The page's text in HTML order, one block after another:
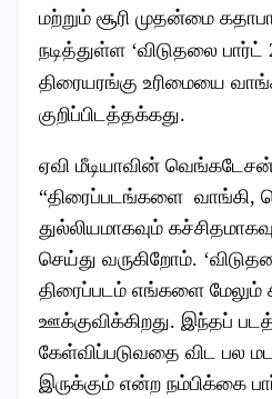
மற்றும் சூரி முதன்மை
நடித்துள்ள ‘விடுதலை
திரையரங்கு உரிமையை
குறிப்பிடத்தக்கது.
ஏவி மீடியாவின் வெங்கடேசன்
“திரைப்படங்களை வாங்கி,
துல்லியமாகவும்
செய்து வருகிறோம்.
திரைப்படம் எங்களை மேலும்
ஊக்குவிக்கிறது. இந்தப்
கேள்விப்படுவதை விட பல
இருக்கும் என்ற நம்பிக்கை